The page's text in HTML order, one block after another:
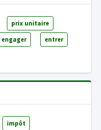
prix unitaire
engager entrer
impôt